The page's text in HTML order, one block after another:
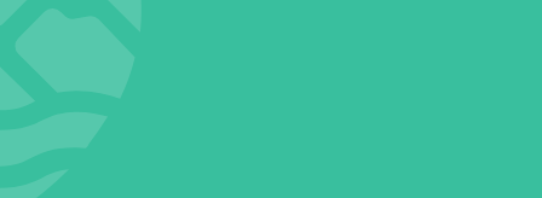
Туры
Гостиницы
Транспорт